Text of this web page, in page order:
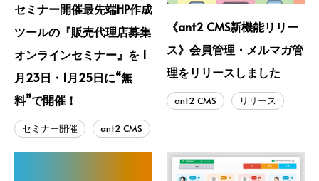
セミナー開催最先端HP作成
ツールの『販売代理店募集
オンラインセミナー』を 1
月23日・1月25日に“無
料”で開催！
セミナー開催 ant2 CMS
《ant2 CMS新機能リリー
ス》会員管理・メルマガ管
理をリリースしました
ant2 CMS リリース